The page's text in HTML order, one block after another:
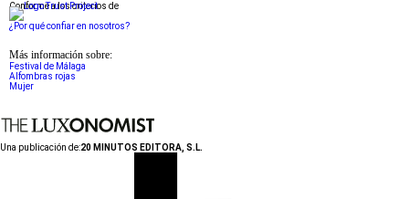
Conforme a los criterios de
¿Por qué confiar en nosotros?
Más información sobre:
Festival de Málaga
Alfombras rojas
Mujer
Una publicación de:20 MINUTOS EDITORA, S.L.